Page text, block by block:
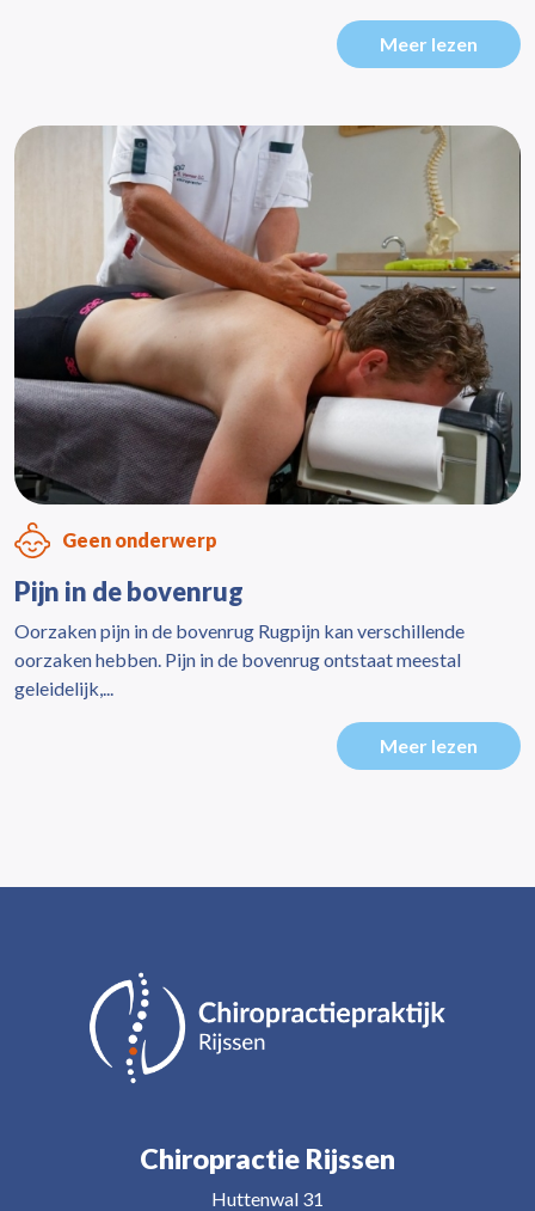
Meer lezen
Geen onderwerp
Pijn in de bovenrug
Oorzaken pijn in de bovenrug Rugpijn kan verschillende
oorzaken hebben. Pijn in de bovenrug ontstaat meestal
geleidelijk,...
Meer lezen
Chiropractie Rijssen
Huttenwal 31